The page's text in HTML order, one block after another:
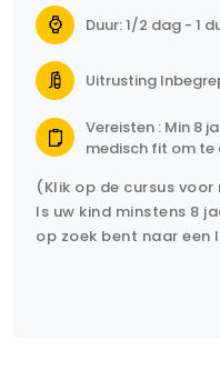
Duur: 1/2 dag - 1
Uitrusting
Vereisten : Min 8
medisch fit om te
(Klik op de cursus
ls uw kind minstens 8
op zoek bent naar een